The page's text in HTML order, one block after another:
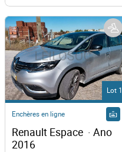
Lot 1
Enchères en ligne
Renault Espace  · Ano
2016